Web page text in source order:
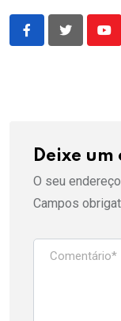
Deixe
O seu
Campos